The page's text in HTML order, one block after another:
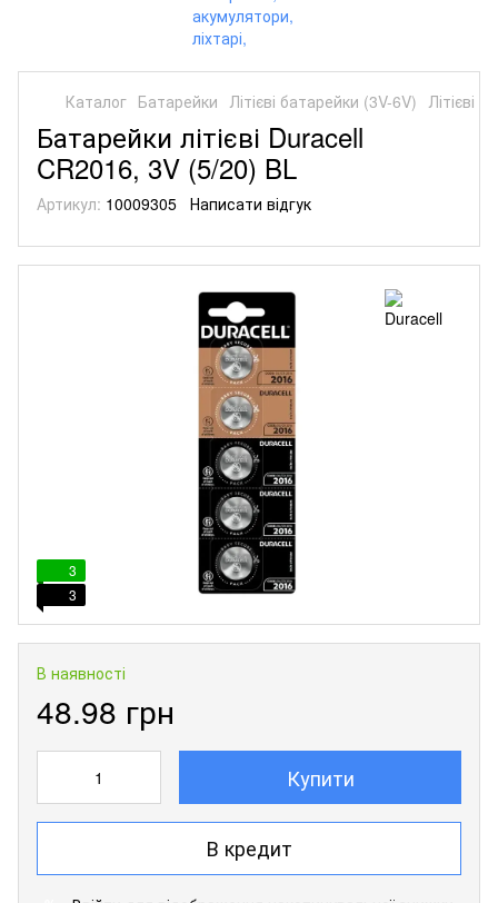
Каталог Батарейки Літієві батарейки (3V-6V) Літієві
Батарейки літієві Duracell
CR2016, 3V (5/20) BL
Артикул: 10009305 Написати відгук
3
3
В наявності
48.98 грн
Купити
В кредит